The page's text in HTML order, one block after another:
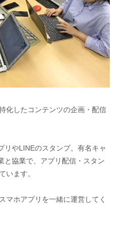
化したコンテンツの企画・配信
リやLINEのスタンプ。有名キャ
と協業で、アプリ配信・スタン
います。
マホアプリを一緒に運営してく